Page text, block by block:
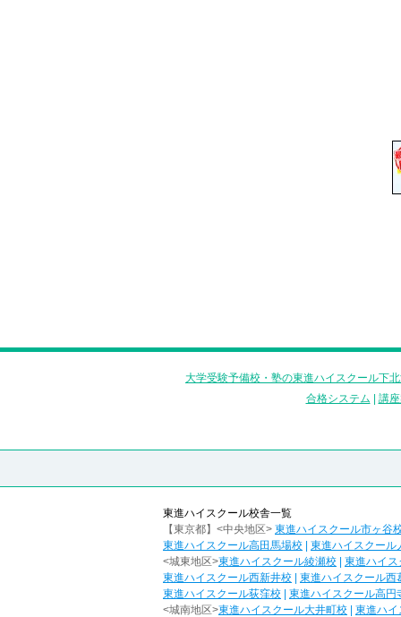
大学受験予備校・塾の東進ハイスクール下
合格システム
講
東進ハイスクール校舎一覧
【東京都】<中央地区> 東進ハイスクール市ヶ谷
東進ハイスクール高田馬場校
東進ハイスクール
<城東地区>東進ハイスクール綾瀬校 東進ハイ
東進ハイスクール西新井校
東進ハイスクール西
東進ハイスクール荻窪校
東進ハイスクール高円
<城南地区>東進ハイスクール大井町校 東進ハイ